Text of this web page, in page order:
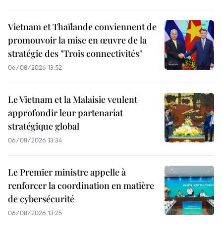
Vietnam et Thaïlande conviennent de
promouvoir la mise en œuvre de la
stratégie des "Trois connectivités"
06/08/2026 13:52
Le Vietnam et la Malaisie veulent
approfondir leur partenariat
stratégique global
06/08/2026 13:34
Le Premier ministre appelle à
renforcer la coordination en matière
de cybersécurité
06/08/2026 13:25